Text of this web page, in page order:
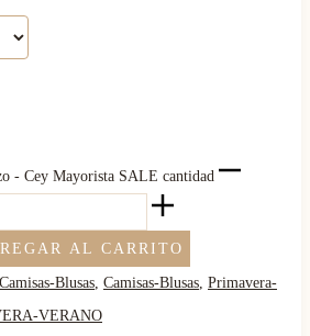
- Cey Mayorista SALE cantidad
AL CARRITO
Camisas-Blusas, Camisas-Blusas, Primavera-
VERANO